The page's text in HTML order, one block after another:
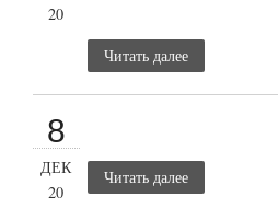
20
Читать далее
8
ДЕК
20
Читать далее